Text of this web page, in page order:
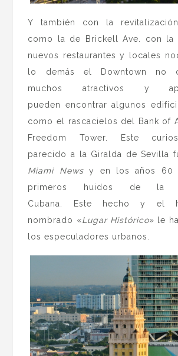
Y también con la
como la de Brickell Ave. con la
nuevos restaurantes y locales
lo demás el Downtown no
muchos atractivos y
pueden encontrar algunos
como el rascacielos del Bank of
Freedom Tower. Este
parecido a la Giralda de Sevilla
Miami Newsy en los años 60
primeros huidos de la
Cubana. Este hecho y el
nombrado «Lugar Histórico» le
los especuladores urbanos.